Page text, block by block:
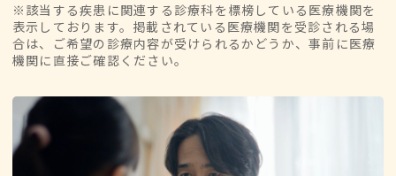
※該当する疾患に関連する診療科を標榜している医療機関を
表示しております。掲載されている医療機関を受診される場
合は、ご希望の診療内容が受けられるかどうか、事前に医療
機関に直接ご確認ください。